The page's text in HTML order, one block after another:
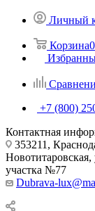
Личный
Корзина0
+7 (800)
Контактная
353211,
Новотитаровская,
участка №77
Dubrava-